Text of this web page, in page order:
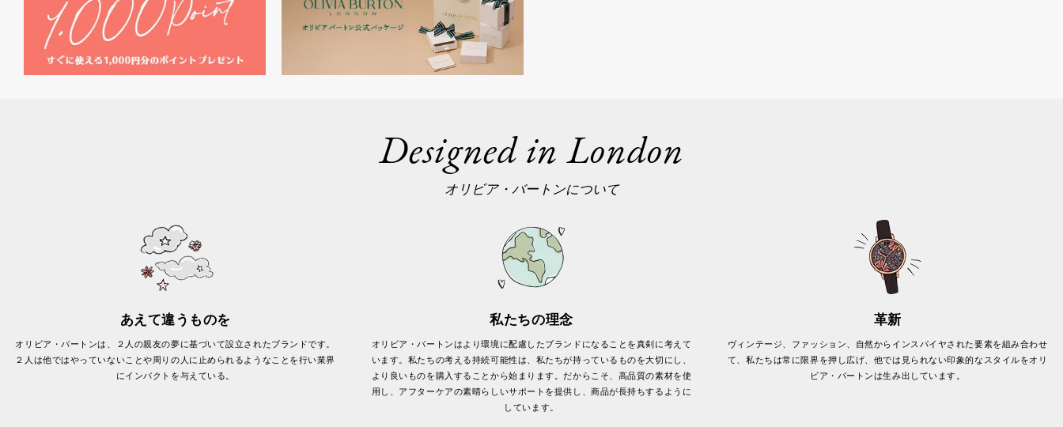
Designed in London
オリビア・バートンについて
あえて違うものを
オリビア・バートンは、２人の親友の夢に基づいて設立されたブランドです。
２人は他ではやっていないことや周りの人に止められるようなことを行い業界
にインパクトを与えている。
私たちの理念
オリビア・バートンはより環境に配慮したブランドになることを真剣に考えて
います。私たちの考える持続可能性は、私たちが持っているものを大切にし、
より良いものを購入することから始まります。だからこそ、高品質の素材を使
用し、アフターケアの素晴らしいサポートを提供し、商品が長持ちするように
しています。
革新
ヴィンテージ、ファッション、自然からインスパイヤされた要素を組み合わせ
て、私たちは常に限界を押し広げ、他では見られない印象的なスタイルをオリ
ビア・バートンは生み出しています。